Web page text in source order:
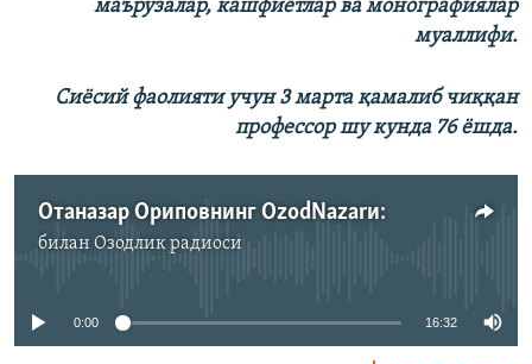
маърузалар, кашфиётлар ва монографиялар
муаллифи.
Сиёсий фаолияти учун 3 марта қамалиб чиққан
профессор шу кунда 76 ёшда.
Отаназар Ориповнинг OzodNazarи:
билан Озодлик радиоси
Айни дамда медиа-манба мавжуд эмас
0:00 16:32